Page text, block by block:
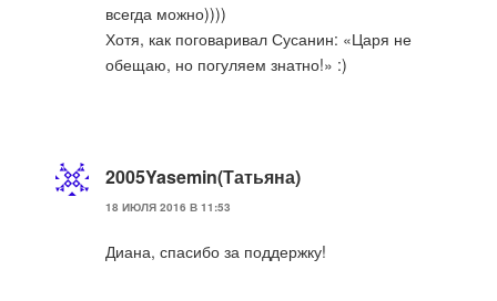
всегда можно))))
Хотя, как поговаривал Сусанин: «Царя не
обещаю, но погуляем знатно!» :)
2005Yasemin(Татьяна)
18 ИЮЛЯ 2016 В 11:53
Диана, спасибо за поддержку!